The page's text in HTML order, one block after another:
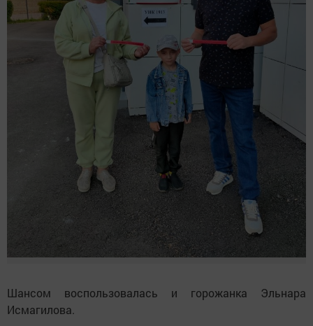
Шансом воспользовалась и горожанка Эльнара
Исмагилова.